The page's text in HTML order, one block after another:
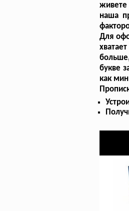
живете
наша
Для
букве
как